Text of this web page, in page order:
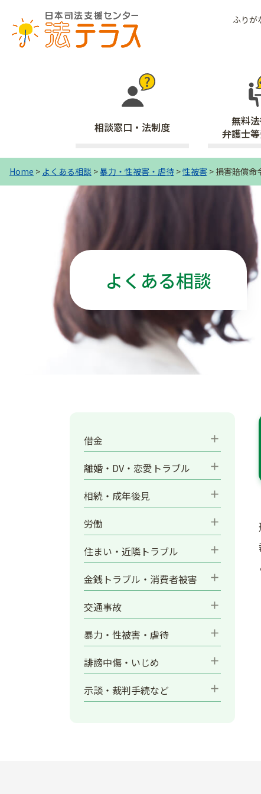
ふりが
相談窓口・法制度
無料
弁護士
Home > よくある相談 >暴力・性被害・虐待 >性被害 > 損害賠償命
よくある相談
借金 add
離婚・DV・恋愛トラブル add
相続・成年後見 add
労働 add
住まい・近隣トラブル add
金銭トラブル・消費者被害 add
交通事故 add
暴力・性被害・虐待 add
誹謗中傷・いじめ add
示談・裁判手続など add